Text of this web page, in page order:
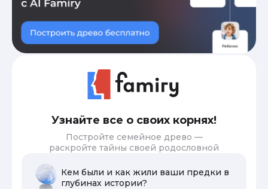
Узнайте все о своих корнях!
Постройте семейное древо —
раскройте тайны своей родословной
Кем были и как жили ваши предки в
глубинах истории?